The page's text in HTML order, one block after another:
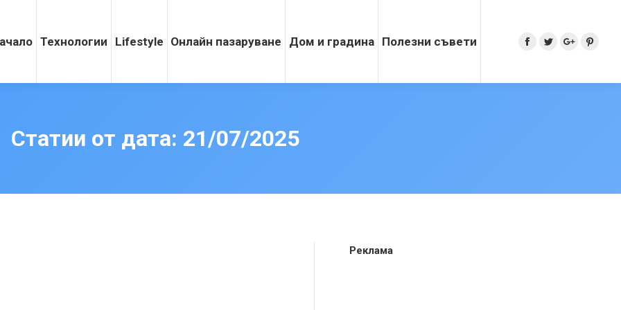
Технологии Lifestyle Онлайн пазаруване Дом и градина Полезни съвети Search:Facebook
TwitterGoogle+
Статии от дата: 21/07/2025
Реклама